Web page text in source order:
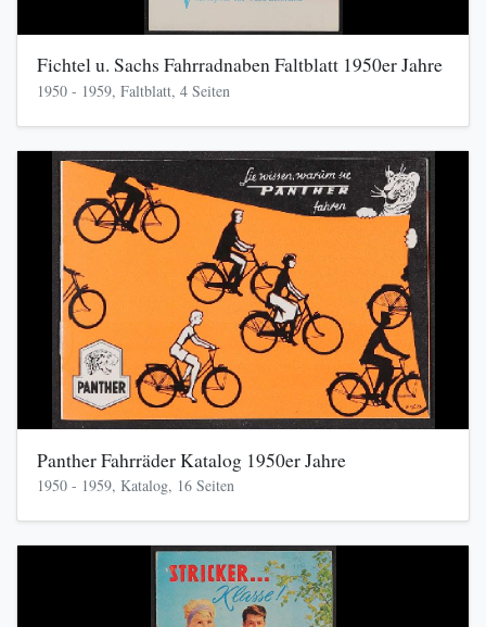
Fichtel u. Sachs Fahrradnaben Faltblatt 1950er Jahre
1950 - 1959, Faltblatt, 4 Seiten
Panther Fahrräder Katalog 1950er Jahre
1950 - 1959, Katalog, 16 Seiten